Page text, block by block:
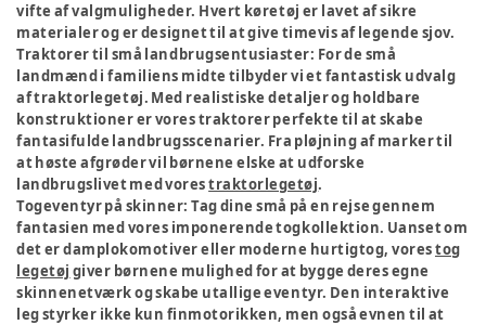
vifte af valgmuligheder. Hvert køretøj er lavet af sikre
materialer og er designet til at give timevis af legende sjov.
Traktorer til små landbrugsentusiaster: For de små
landmænd i familiens midte tilbyder vi et fantastisk udvalg
af traktorlegetøj. Med realistiske detaljer og holdbare
konstruktioner er vores traktorer perfekte til at skabe
fantasifulde landbrugsscenarier. Fra pløjning af marker til
at høste afgrøder vil børnene elske at udforske
landbrugslivet med vorestraktorlegetøj.
Togeventyr på skinner: Tag dine små på en rejse gennem
fantasien med vores imponerende togkollektion. Uanset om
det er damplokomotiver eller moderne hurtigtog, vorestog
legetøj giver børnene mulighed for at bygge deres egne
skinnenetværk og skabe utallige eventyr. Den interaktive
leg styrker ikke kun finmotorikken, men også evnen til at